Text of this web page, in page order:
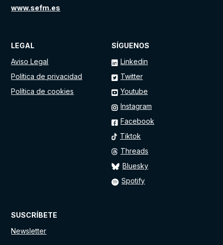
www.sefm.es
SUSCRÍBETE
Newsletter
SÍGUENOS
Linkedin
Twitter
Youtube
Instagram
Facebook
Tiktok
Threads
Bluesky
Spotify
LEGAL
Aviso Legal
Política de privacidad
Política de cookies